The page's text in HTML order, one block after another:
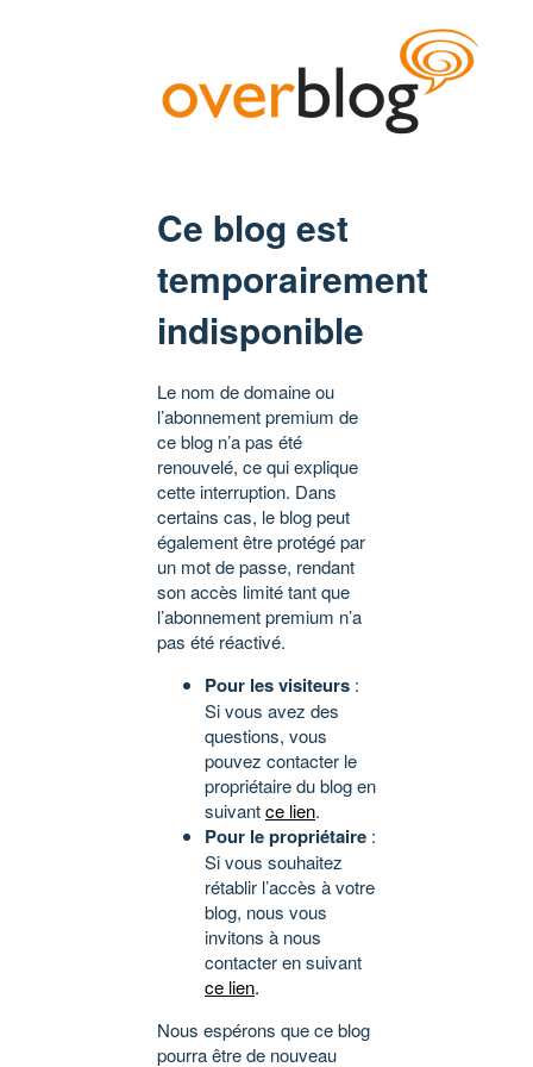
Ce blog est
temporairement
indisponible
Le nom de domaine ou
l’abonnement premium de
ce blog n’a pas été
renouvelé, ce qui explique
cette interruption. Dans
certains cas, le blog peut
également être protégé par
un mot de passe, rendant
son accès limité tant que
l’abonnement premium n’a
pas été réactivé.
Pour les visiteurs :
Si vous avez des
questions, vous
pouvez contacter le
propriétaire du blog en
suivantce lien.
Pour le propriétaire :
Si vous souhaitez
rétablir l’accès à votre
blog, nous vous
invitons à nous
contacter en suivant
ce lien.
Nous espérons que ce blog
pourra être de nouveau